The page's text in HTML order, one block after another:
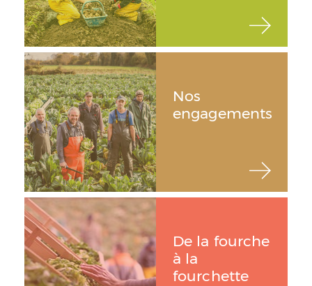
Nos
engagements
De la fourche
à la
fourchette